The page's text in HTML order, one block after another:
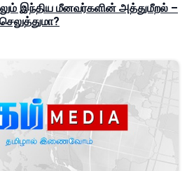
இந்திய மீனவர்களின் அத்துமீறல் –